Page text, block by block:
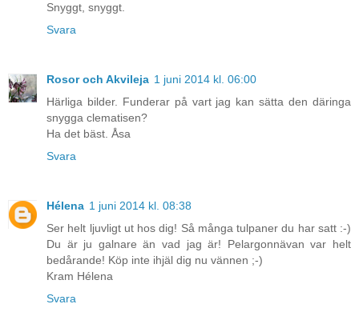
Snyggt, snyggt.
Svara
Rosor och Akvileja 1 juni 2014 kl. 06:00
Härliga bilder. Funderar på vart jag kan sätta den däringa
snygga clematisen?
Ha det bäst. Åsa
Svara
Hélena 1 juni 2014 kl. 08:38
Ser helt ljuvligt ut hos dig! Så många tulpaner du har satt :-)
Du är ju galnare än vad jag är! Pelargonnävan var helt
bedårande! Köp inte ihjäl dig nu vännen ;-)
Kram Hélena
Svara